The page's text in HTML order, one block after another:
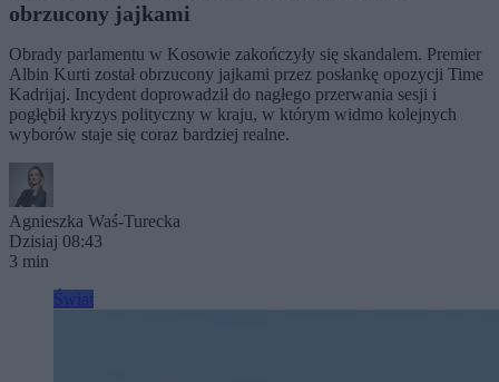
obrzucony jajkami
Obrady parlamentu w Kosowie zakończyły się skandalem. Premier
Albin Kurti został obrzucony jajkami przez posłankę opozycji Time
Kadrijaj. Incydent doprowadził do nagłego przerwania sesji i
pogłębił kryzys polityczny w kraju, w którym widmo kolejnych
wyborów staje się coraz bardziej realne.
Agnieszka Waś-Turecka
Dzisiaj 08:43
3 min